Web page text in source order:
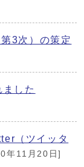
3次）の策定
した
（ツイッタ
年11月20日]